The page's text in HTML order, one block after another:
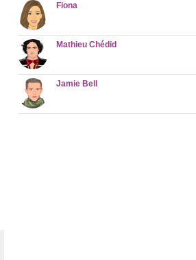
Fiona
Mathieu Chédid
Jamie Bell